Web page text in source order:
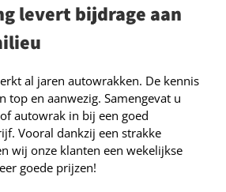
levert bijdrage aan
al jaren autowrakken. De kennis
top en aanwezig. Samengevat u
autowrak in bij een goed
Vooral dankzij een strakke
wij onze klanten een wekelijkse
goede prijzen!